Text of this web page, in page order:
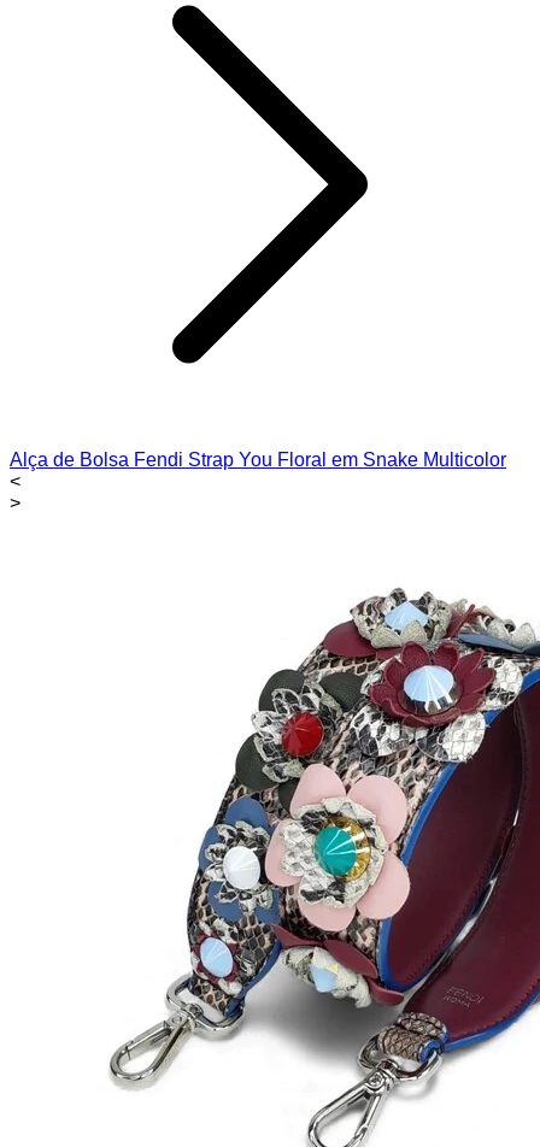
Alça de Bolsa Fendi Strap You Floral em Snake Multicolor
<
>